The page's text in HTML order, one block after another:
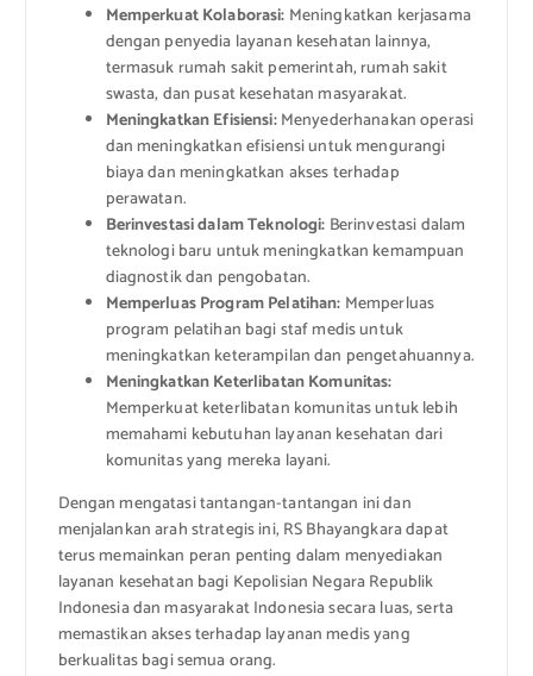
Memperkuat Kolaborasi: Meningkatkan kerjasama
dengan penyedia layanan kesehatan lainnya,
termasuk rumah sakit pemerintah, rumah sakit
swasta, dan pusat kesehatan masyarakat.
Meningkatkan Efisiensi:Menyederhanakan operasi
dan meningkatkan efisiensi untuk mengurangi
biaya dan meningkatkan akses terhadap
perawatan.
Berinvestasi dalam Teknologi: Berinvestasi dalam
teknologi baru untuk meningkatkan kemampuan
diagnostik dan pengobatan.
Memperluas Program Pelatihan: Memperluas
program pelatihan bagi staf medis untuk
meningkatkan keterampilan dan pengetahuannya.
Meningkatkan Keterlibatan Komunitas:
Memperkuat keterlibatan komunitas untuk lebih
memahami kebutuhan layanan kesehatan dari
komunitas yang mereka layani.
Dengan mengatasi tantangan-tantangan ini dan
menjalankan arah strategis ini, RS Bhayangkara dapat
terus memainkan peran penting dalam menyediakan
layanan kesehatan bagi Kepolisian Negara Republik
Indonesia dan masyarakat Indonesia secara luas, serta
memastikan akses terhadap layanan medis yang
berkualitas bagi semua orang.